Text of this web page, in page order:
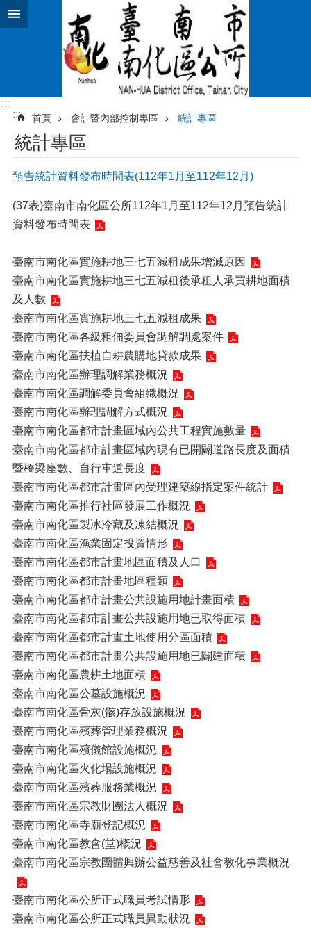
跳到主要內容區塊
:::
:::
首頁 會計暨內部控制專區 統計專區
統計專區
預告統計資料發布時間表(112年1月至112年12月)
(37表)臺南市南化區公所112年1月至112年12月預告統計
資料發布時間表
臺南市南化區實施耕地三七五減租成果增減原因
臺南市南化區實施耕地三七五減租後承租人承買耕地面積
及人數
臺南市南化區實施耕地三七五減租成果
臺南市南化區各級租佃委員會調解調處案件
臺南市南化區扶植自耕農購地貸款成果
臺南市南化區辦理調解業務概況
臺南市南化區調解委員會組織概況
臺南市南化區辦理調解方式概況
臺南市南化區都市計畫區域內公共工程實施數量
臺南市南化區都市計畫區域內現有已開闢道路長度及面積
暨橋梁座數、自行車道長度
臺南市南化區都市計畫區內受理建築線指定案件統計
臺南市南化區推行社區發展工作概況
臺南市南化區製冰冷藏及凍結概況
臺南市南化區漁業固定投資情形
臺南市南化區都市計畫地區面積及人口
臺南市南化區都市計畫地區種類
臺南市南化區都市計畫公共設施用地計畫面積
臺南市南化區都市計畫公共設施用地已取得面積
臺南市南化區都市計畫土地使用分區面積
臺南市南化區都市計畫公共設施用地已闢建面積
臺南市南化區農耕土地面積
臺南市南化區公墓設施概況
臺南市南化區骨灰(骸)存放設施概況
臺南市南化區殯葬管理業務概況
臺南市南化區殯儀館設施概況
臺南市南化區火化場設施概況
臺南市南化區殯葬服務業概況
臺南市南化區宗教財團法人概況
臺南市南化區寺廟登記概況
臺南市南化區教會(堂)概況
臺南市南化區宗教團體興辦公益慈善及社會教化事業概況
臺南市南化區公所正式職員考試情形
臺南市南化區公所正式職員異動狀況